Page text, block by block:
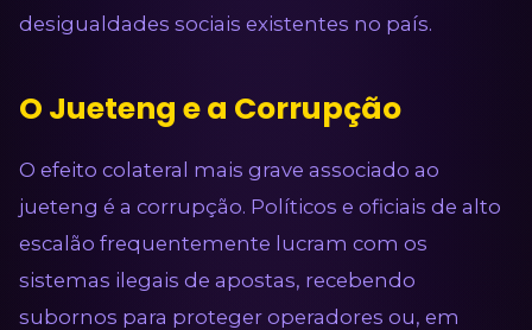
desigualdades sociais existentes no país.
O Jueteng e a Corrupção
O efeito colateral mais grave associado ao
jueteng é a corrupção. Políticos e oficiais de alto
escalão frequentemente lucram com os
sistemas ilegais de apostas, recebendo
subornos para proteger operadores ou, em